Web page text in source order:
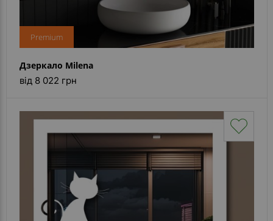
Premium
Дзеркало Milena
від 8 022 грн